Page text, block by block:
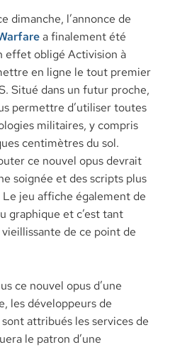
dimanche, l’annonce de
a finalement été
effet obligé Activision à
en ligne le tout premier
Situé dans un futur proche,
permettre d’utiliser toutes
militaires, y compris
centimètres du sol.
ce nouvel opus devrait
soignée et des scripts plus
jeu affiche également de
graphique et c’est tant
de ce point de
ce nouvel opus d’une
les développeurs de
attribués les services de
le patron d’une